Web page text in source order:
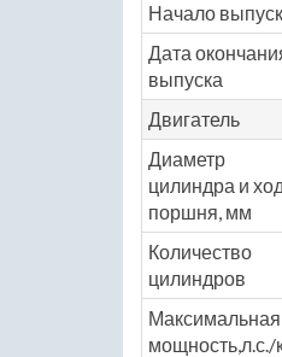
Начало
Дата
выпуска
Двигатель
Диаметр
цилиндра и ход
поршня, мм
Количество
цилиндров
Максимальная
мощность,л.с./